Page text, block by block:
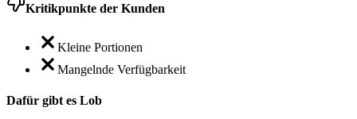
Kritikpunkte der Kunden
Kleine Portionen
Mangelnde Verfügbarkeit
Dafür gibt es Lob